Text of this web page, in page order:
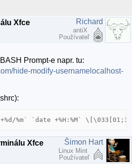
Xfce Richard
antiX
Používateľ
Prompt-e napr. tu:
hide-modify-usernamelocalhost-
%m` `date +%H:%M`
Xfce Šimon Hart
Linux Mint
Používateľ